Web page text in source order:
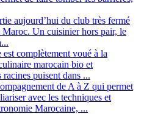
aujourd’hui du club très fermé
Maroc. Un cuisinier hors pair, le
est complètement voué à la
marocain bio et
puisent dans ...
de A à Z qui permet
avec les techniques et
Marocaine, ...